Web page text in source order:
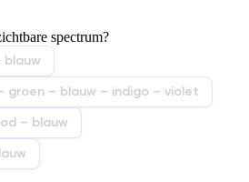
Iets anders
spectrum?
blauw
groen – blauw – indigo – violet
– blauw